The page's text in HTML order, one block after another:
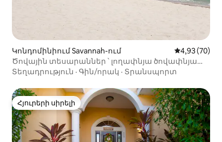
Կոնդոմինիում Savannah-ում Միջին
4,93 (70)
Ծովային տեսարաններ ՝ լողափնյա ծովափնյա
հանգիստ ։ Կայման
Տեղադրություն · Գին/որակ · Տրանսպորտ
Հյուրերի սիրելի
Հյուրերի սիրելի